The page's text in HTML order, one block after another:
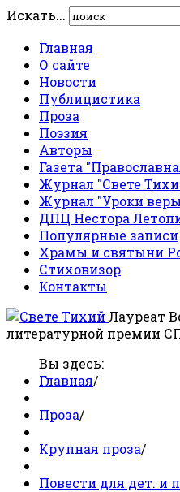
Искать...
Главная
О сайте
Новости
Публицистика
Проза
Поэзия
Авторы
Газета
Журнал "Свете
Журнал "Уроки
ДПЦ Нестора
Популярные записи
Храмы и святыни
Стиховизор
Контакты
Лауреат
литературной премии
Вы здесь:
Главная/
Проза/
Крупная проза/
Повести для дет. и